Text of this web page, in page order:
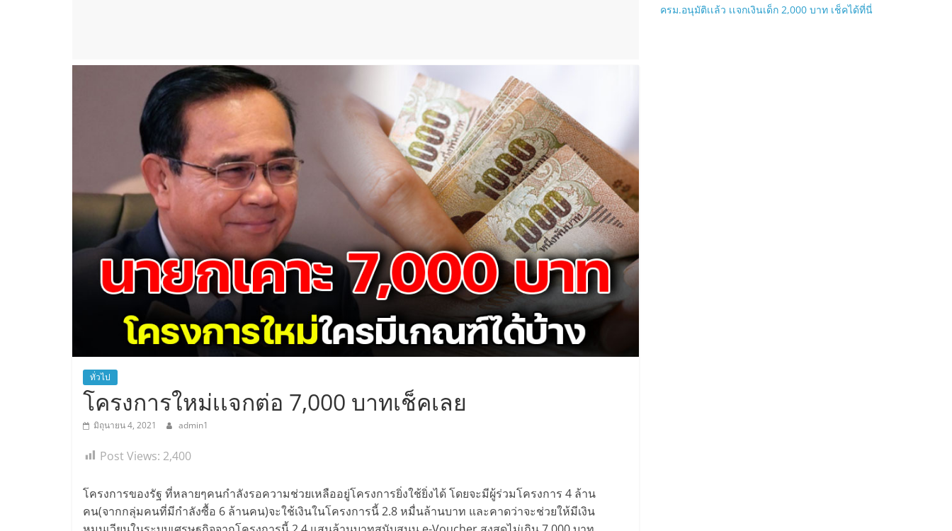
ทั่วไป
โครงการใหม่เเจกต่อ 7,000 บาทเช็คเลย
มิถุนายน 4, 2021 admin1
Post Views: 2,400
โครงการของรัฐ ที่หลายๆคนกำลังรอความช่วยเหลืออยู่โครงการยิ่งใช้ยิ่งได้ โดยจะมีผู้ร่วมโครงการ 4 ล้าน
คน(จากกลุ่มคนที่มีกำลังซื้อ 6 ล้านคน)จะใช้เงินในโครงการนี้ 2.8 หมื่นล้านบาท และคาดว่าจะช่วยให้มีเงิน
ครม.อนุมัติเเล้ว เเจกเงินเด็ก 2,000 บาท เช็คได้ที่นี่